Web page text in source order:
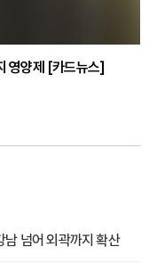
영양제 [카드뉴스]
넘어 외곽까지 확산